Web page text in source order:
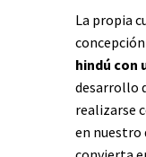
La propia
concepción
hindú con
desarrollo
realizarse
en nuestro